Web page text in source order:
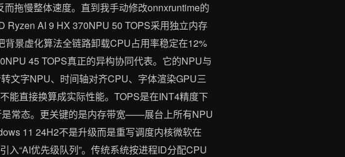
拖慢整体速度。直到我手动修改onnxruntime的
Ryzen AI 9 HX 370NPU 50 TOPS采用独立内存
景虚化算法全链路卸载CPU占用率稳定在12%
45 TOPS真正的异构协同代表。它的NPU与
文字NPU、时间轴对齐CPU、字体渲染GPU三
能直接换算成实际性能。TOPS是在INT4精度下
常态。更关键的是内存带宽——展台上所有NPU
11 24H2不是升级而是重写调度内核微软在
“AI优先级队列”。传统系统按进程ID分配CPU